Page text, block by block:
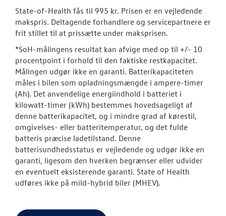
State-of-Health fås til 995 kr. Prisen er en vejledende
makspris. Deltagende forhandlere og servicepartnere er
frit stillet til at prissætte under maksprisen.
*SoH-målingens resultat kan afvige med op til +/- 10
procentpoint i forhold til den faktiske restkapacitet.
Målingen udgør ikke en garanti. Batterikapaciteten
måles i bilen som opladningsmængde i ampere-timer
(Ah). Det anvendelige energiindhold i batteriet i
kilowatt-timer (kWh) bestemmes hovedsageligt af
denne batterikapacitet, og i mindre grad af kørestil,
omgivelses- eller batteritemperatur, og det fulde
batteris præcise ladetilstand. Denne
batterisundhedsstatus er vejledende og udgør ikke en
garanti, ligesom den hverken begrænser eller udvider
en eventuelt eksisterende garanti. State of Health
udføres ikke på mild-hybrid biler (MHEV).